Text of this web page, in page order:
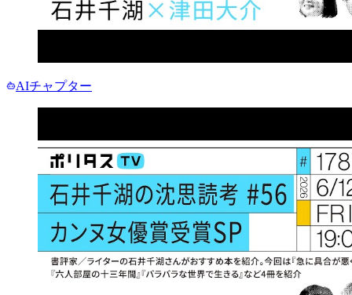
AIチャプター